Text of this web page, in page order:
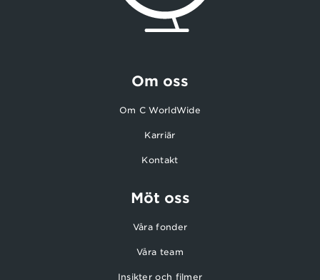
Om oss
Om C WorldWide
Karriär
Kontakt
Möt oss
Våra fonder
Våra team
Insikter och filmer